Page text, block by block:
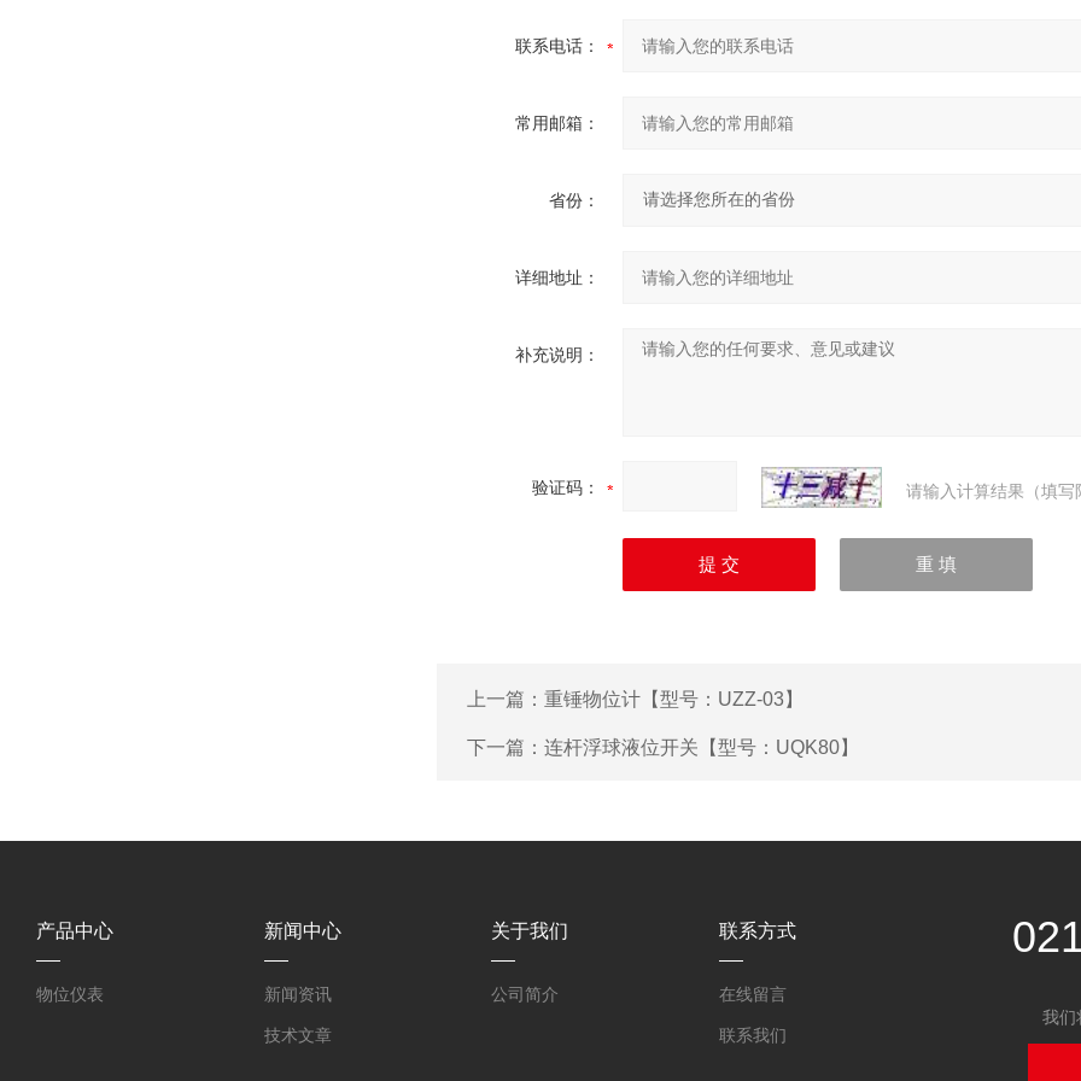
联系电话：
常用邮箱：
省份：
详细地址：
补充说明：
验证码： 请输入计算结果（填
上一篇： 重锤物位计【型号：UZZ-03】
下一篇： 连杆浮球液位开关【型号：UQK80】
产品中心
物位仪表
新闻中心
新闻资讯
技术文章
关于我们
公司简介
联系方式
在线留言
联系我们
我们